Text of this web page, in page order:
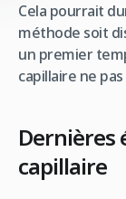
Cela pourrait
méthode soit
un premier
capillaire ne
Dernières
capillaire